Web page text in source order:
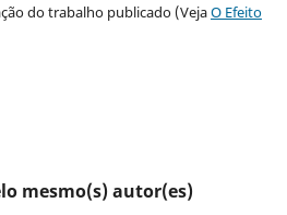
do trabalho publicado (VejaO Efeito
mesmo(s) autor(es)